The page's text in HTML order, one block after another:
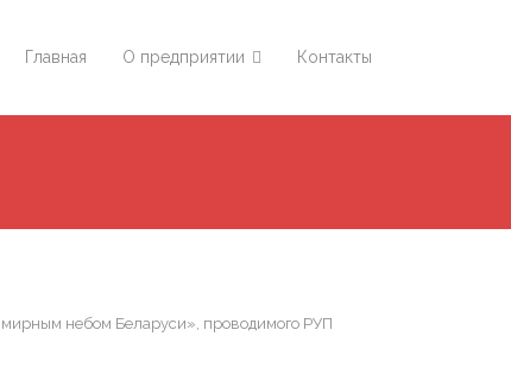
Главная О предприятии Контакты
небом Беларуси», проводимого РУП